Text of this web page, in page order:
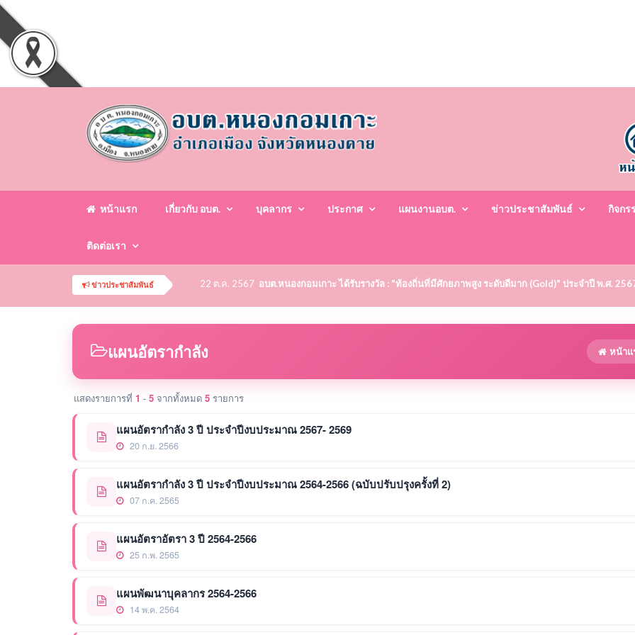
หน้าแรก เกี่ยวกับ อบต. บุคลากร ประกาศ แผนงานอบต. ข่าวประชาสัมพันธ์ กิจกร
ติดต่อเรา
ข่าวประชาสัมพันธ์ 22 ต.ค. 2567 อบต.หนองกอมเกาะ ได้รับรางวัล : "ท้องถิ่นที่มีศักยภาพสูง ระดับดีมาก (Gold)" ประจำปี พ.ศ.
แผนอัตรากำลัง หน้าแ
แสดงรายการที่ 1 - 5 จากทั้งหมด 5 รายการ
แผนอัตรากำลัง 3 ปี ประจำปีงบประมาณ 2567- 2569
20 ก.ย. 2566
แผนอัตรากำลัง 3 ปี ประจำปีงบประมาณ 2564-2566 (ฉบับปรับปรุงครั้งที่ 2)
07 ก.ค. 2565
แผนอัตราอัตรา 3 ปี 2564-2566
25 ก.พ. 2565
แผนพัฒนาบุคลากร 2564-2566
14 พ.ค. 2564